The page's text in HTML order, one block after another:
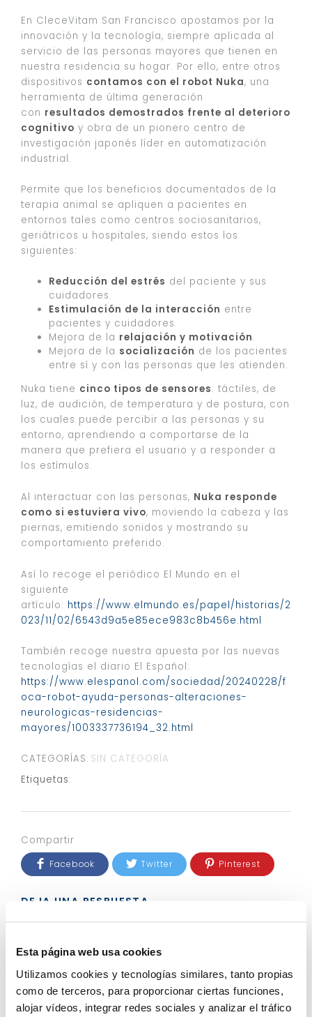
Esta página web usa cookies
Utilizamos cookies y tecnologías similares, tanto propias
como de terceros, para proporcionar ciertas funciones,
alojar vídeos, integrar redes sociales y analizar el tráfico
En CleceVitam San Francisco apostamos por la
innovación y la tecnología, siempre aplicada al
servicio de las personas mayores que tienen en
nuestra residencia su hogar. Por ello, entre otros
dispositivos contamos con el robot Nuka, una
herramienta de última generación
con resultados demostrados frente al deterioro
cognitivo y obra de un pionero centro de
investigación japonés líder en automatización
industrial.
Permite que los beneficios documentados de la
terapia animal se apliquen a pacientes en
entornos tales como centros sociosanitarios,
geriátricos u hospitales, siendo estos los
siguientes:
Reducción del estrés del paciente y sus
cuidadores.
Estimulación de la interacción entre
pacientes y cuidadores.
Mejora de la relajación y motivación.
Mejora de la socialización de los pacientes
entre sí y con las personas que les atienden.
Nuka tiene cinco tipos de sensores: táctiles, de
luz, de audición, de temperatura y de postura, con
los cuales puede percibir a las personas y su
entorno, aprendiendo a comportarse de la
manera que prefiera el usuario y a responder a
los estímulos.
Al interactuar con las personas, Nuka responde
como si estuviera vivo, moviendo la cabeza y las
piernas, emitiendo sonidos y mostrando su
comportamiento preferido.
Así lo recoge el periódico El Mundo en el
siguiente
artículo: https://www.elmundo.es/papel/historias/2
023/11/02/6543d9a5e85ece983c8b456e.html
También recoge nuestra apuesta por las nuevas
tecnologías el diario El Español:
https://www.elespanol.com/sociedad/20240228/f
oca-robot-ayuda-personas-alteraciones-
neurologicas-residencias-
mayores/1003337736194_32.html
CATEGORÍAS: SIN CATEGORÍA
Etiquetas:
Compartir
Facebook Twitter Pinterest
DEJA UNA RESPUESTA
marcados con *
Comentario *